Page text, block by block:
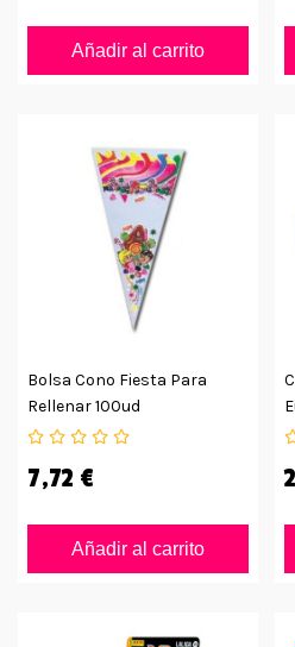
Añadir al carrito
Bolsa Cono Fiesta Para
Rellenar 100ud
7,72 €
Añadir al carrito